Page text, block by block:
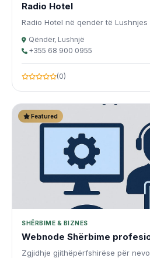
Radio Hotel
Radio Hotel në qendër të Lushnjes
Qëndër, Lushnjë
+355 68 900 0955
(0)
Featured
SHËRBIME & BIZNES
Webnode Shërbime
Zgjidhje gjithëpërfshirëse për